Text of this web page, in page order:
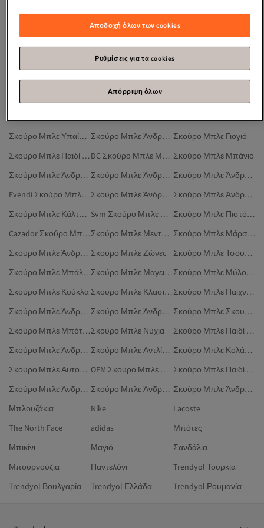
Jools Σκουλαρικια
Mustang Mach E
Σκούρο Μπλε Άνδρας Μπότες
Σκούρο Μπλε Μπλούζες
Flora Σκούρο Μπλε Μπόξερ
Σκούρο Μπλε Άνδρας Αξεσουάρ
Σκούρο Μπλε Μουσική
Σκούρο Μπλε Υπαίθρια
Σκούρο Μπλε Άνδρας Μπουφάν Σκούρο Μπλε Γιογιό
Σκούρο Μπλε Παιδί Μαγιό
DC Σκούρο Μπλε Μπόξερ Σκούρο Μπλε Μπάνιο
Σκούρο Μπλε Άνδρας Σμόκιν
Σκούρο Μπλε Άνδρας Κρεμάστρες
Σκούρο Μπλε Άνδρας Ρολόγια
Evendi Σκούρο Μπλε Μπόξερ
Σκούρο Μπλε Άνδρας Τζιν
Σκούρο Μπλε Άνδρας Μπότες Χιονιού
Σκούρο Μπλε Κάλτσες
Svm Σκούρο Μπλε Μπόξερ
Σκούρο Μπλε Πιστόλια Μασάζ
Cazador Σκούρο Μπλε Μπόξερ
Σκούρο Μπλε Μενταγιόν
Σκούρο Μπλε Μάρσιποι
Σκούρο Μπλε Άνδρας Σάλια Σκούρο Μπλε Ζώνες
Σκούρο Μπλε Τσουλήθρες
Σκούρο Μπλε Μπάλα Ιατρικής
Σκούρο Μπλε Μαγειρική
Σκούρο Μπλε Μύλοι Μπαχαρικών
Σκούρο Μπλε Κούκλα
Σκούρο Μπλε Κλασικός Αναπτήρας
Σκούρο Μπλε Παιχνίδια
Σκούρο Μπλε Άνδρας Φανέλες Τιραντέ
Σκούρο Μπλε Άνδρας Πόντσο
Σκούρο Μπλε Σκουλαρίκια Μύτης
Σκούρο Μπλε Μπότες ΣπιτιούΣκούρο Μπλε Νύχια
Σκούρο Μπλε Παιδί Ζώνες
Σκούρο Μπλε Άνδρας Δώρο Μωρού
Σκούρο Μπλε Αντλία Carboy
Σκούρο Μπλε Κολάρο Σκύλου
Σκούρο Μπλε Αυτοκόλλητες Μεμβράνες
OEM Σκούρο Μπλε Μπόξερ
Σκούρο Μπλε Παιδί Υπαίθρια
Σκούρο Μπλε Άνδρας Φορέματα
Σκούρο Μπλε Άνδρας String
Σκούρο Μπλε Άνδρας Φανελάκια
Μπλουζάκια
Nike
Lacoste
The North Face
adidas
Μπότες
Μπικίνι
Μαγιό
Σανδάλια
Μπουρνούζια
Παντελόνι
Trendyol Τουρκία
Trendyol Βουλγαρία
Trendyol Ελλάδα Trendyol Ρουμανία
Αποδοχή όλων των cookies
Ρυθμίσεις για τα cookies
Απόρριψη όλων